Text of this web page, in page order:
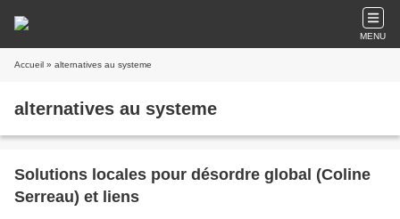
MENU
Accueil » alternatives au systeme
alternatives au systeme
Solutions locales pour désordre global (Coline
Serreau) et liens